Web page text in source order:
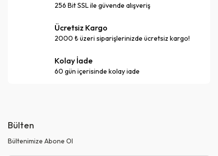
256 Bit SSL ile güvende alışveriş
Ücretsiz Kargo
2000 ₺ üzeri siparişlerinizde ücretsiz kargo!
Kolay İade
60 gün içerisinde kolay iade
Bülten
Bültenimize Abone Ol